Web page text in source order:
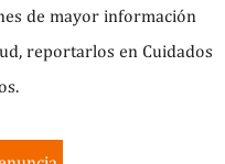
de mayor información
reportarlos en Cuidados